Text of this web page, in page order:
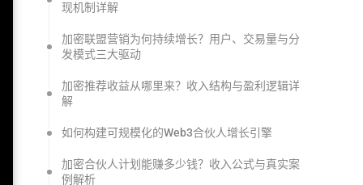
现机制详解
加密联盟营销为何持续增长？用户、交易量与分
发模式三大驱动
加密推荐收益从哪里来？收入结构与盈利逻辑详
解
如何构建可规模化的Web3合伙人增长引擎
加密合伙人计划能赚多少钱？收入公式与真实案
例解析